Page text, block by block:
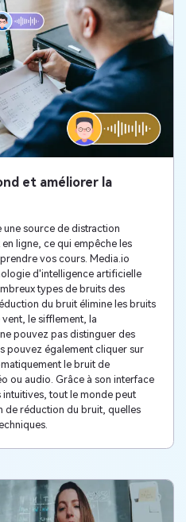
et améliorer la
source de distraction
ligne, ce qui empêche les
vos cours. Media.io
d'intelligence artificielle
types de bruits des
du bruit élimine les bruits
le sifflement, la
pouvez pas distinguer des
pouvez également cliquer sur
le bruit de
ou audio. Grâce à son interface
tout le monde peut
réduction du bruit, quelles